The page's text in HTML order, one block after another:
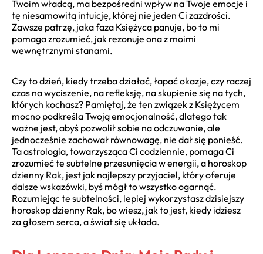
Twoim władcą, ma bezpośredni wpływ na Twoje emocje i
tę niesamowitą intuicję, której nie jeden Ci zazdrości.
Zawsze patrzę, jaka faza Księżyca panuje, bo to mi
pomaga zrozumieć, jak rezonuje ona z moimi
wewnętrznymi stanami.
Czy to dzień, kiedy trzeba działać, łapać okazje, czy raczej
czas na wyciszenie, na refleksję, na skupienie się na tych,
których kochasz? Pamiętaj, że ten związek z Księżycem
mocno podkreśla Twoją emocjonalność, dlatego tak
ważne jest, abyś pozwolił sobie na odczuwanie, ale
jednocześnie zachował równowagę, nie dał się ponieść.
Ta astrologia, towarzysząca Ci codziennie, pomaga Ci
zrozumieć te subtelne przesunięcia w energii, a horoskop
dzienny Rak, jest jak najlepszy przyjaciel, który oferuje
dalsze wskazówki, byś mógł to wszystko ogarnąć.
Rozumiejąc te subtelności, lepiej wykorzystasz dzisiejszy
horoskop dzienny Rak, bo wiesz, jak to jest, kiedy idziesz
za głosem serca, a świat się układa.